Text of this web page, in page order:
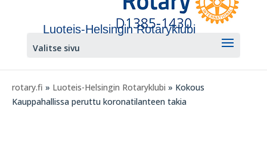
Luoteis-Helsingin Rotaryklubi
Valitse sivu
rotary.fi » Luoteis-Helsingin Rotaryklubi » Kokous
Kauppahallissa peruttu koronatilanteen takia